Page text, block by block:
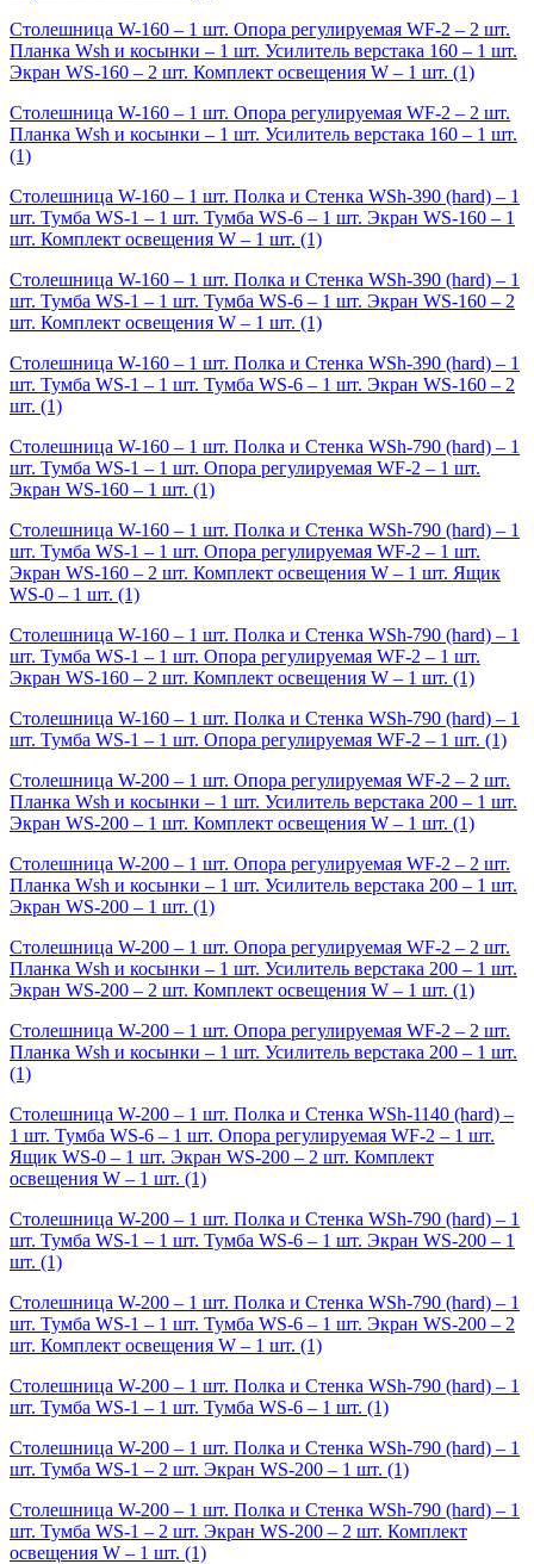
Столешница W-160 – 1 шт. Опора регулируемая WF-2 – 2 шт.
Планка Wsh и косынки – 1 шт. Усилитель верстака 160 – 1 шт.
Экран WS-160 – 2 шт. Комплект освещения W – 1 шт. (1)
Столешница W-160 – 1 шт. Опора регулируемая WF-2 – 2 шт.
Планка Wsh и косынки – 1 шт. Усилитель верстака 160 – 1 шт.
(1)
Столешница W-160 – 1 шт. Полка и Стенка WSh-390 (hard) – 1
шт. Тумба WS-1 – 1 шт. Тумба WS-6 – 1 шт. Экран WS-160 – 1
шт. Комплект освещения W – 1 шт. (1)
Столешница W-160 – 1 шт. Полка и Стенка WSh-390 (hard) – 1
шт. Тумба WS-1 – 1 шт. Тумба WS-6 – 1 шт. Экран WS-160 – 2
шт. Комплект освещения W – 1 шт. (1)
Столешница W-160 – 1 шт. Полка и Стенка WSh-390 (hard) – 1
шт. Тумба WS-1 – 1 шт. Тумба WS-6 – 1 шт. Экран WS-160 – 2
шт. (1)
Столешница W-160 – 1 шт. Полка и Стенка WSh-790 (hard) – 1
шт. Тумба WS-1 – 1 шт. Опора регулируемая WF-2 – 1 шт.
Экран WS-160 – 1 шт. (1)
Столешница W-160 – 1 шт. Полка и Стенка WSh-790 (hard) – 1
шт. Тумба WS-1 – 1 шт. Опора регулируемая WF-2 – 1 шт.
Экран WS-160 – 2 шт. Комплект освещения W – 1 шт. Ящик
WS-0 – 1 шт. (1)
Столешница W-160 – 1 шт. Полка и Стенка WSh-790 (hard) – 1
шт. Тумба WS-1 – 1 шт. Опора регулируемая WF-2 – 1 шт.
Экран WS-160 – 2 шт. Комплект освещения W – 1 шт. (1)
Столешница W-160 – 1 шт. Полка и Стенка WSh-790 (hard) – 1
шт. Тумба WS-1 – 1 шт. Опора регулируемая WF-2 – 1 шт. (1)
Столешница W-200 – 1 шт. Опора регулируемая WF-2 – 2 шт.
Планка Wsh и косынки – 1 шт. Усилитель верстака 200 – 1 шт.
Экран WS-200 – 1 шт. Комплект освещения W – 1 шт. (1)
Столешница W-200 – 1 шт. Опора регулируемая WF-2 – 2 шт.
Планка Wsh и косынки – 1 шт. Усилитель верстака 200 – 1 шт.
Экран WS-200 – 1 шт. (1)
Столешница W-200 – 1 шт. Опора регулируемая WF-2 – 2 шт.
Планка Wsh и косынки – 1 шт. Усилитель верстака 200 – 1 шт.
Экран WS-200 – 2 шт. Комплект освещения W – 1 шт. (1)
Столешница W-200 – 1 шт. Опора регулируемая WF-2 – 2 шт.
Планка Wsh и косынки – 1 шт. Усилитель верстака 200 – 1 шт.
(1)
Столешница W-200 – 1 шт. Полка и Стенка WSh-1140 (hard) –
1 шт. Тумба WS-6 – 1 шт. Опора регулируемая WF-2 – 1 шт.
Ящик WS-0 – 1 шт. Экран WS-200 – 2 шт. Комплект
освещения W – 1 шт. (1)
Столешница W-200 – 1 шт. Полка и Стенка WSh-790 (hard) – 1
шт. Тумба WS-1 – 1 шт. Тумба WS-6 – 1 шт. Экран WS-200 – 1
шт. (1)
Столешница W-200 – 1 шт. Полка и Стенка WSh-790 (hard) – 1
шт. Тумба WS-1 – 1 шт. Тумба WS-6 – 1 шт. Экран WS-200 – 2
шт. Комплект освещения W – 1 шт. (1)
Столешница W-200 – 1 шт. Полка и Стенка WSh-790 (hard) – 1
шт. Тумба WS-1 – 1 шт. Тумба WS-6 – 1 шт. (1)
Столешница W-200 – 1 шт. Полка и Стенка WSh-790 (hard) – 1
шт. Тумба WS-1 – 2 шт. Экран WS-200 – 1 шт. (1)
Столешница W-200 – 1 шт. Полка и Стенка WSh-790 (hard) – 1
шт. Тумба WS-1 – 2 шт. Экран WS-200 – 2 шт. Комплект
освещения W – 1 шт. (1)